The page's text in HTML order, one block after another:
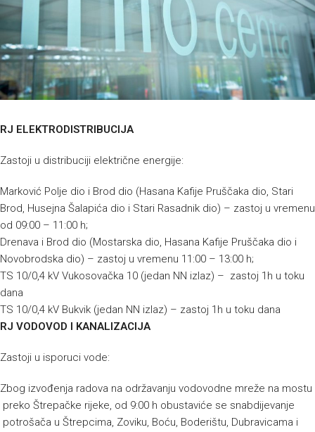
RJ ELEKTRODISTRIBUCIJA
Zastoji u distribuciji električne energije:
Marković Polje dio i Brod dio (Hasana Kafije Pruščaka dio, Stari
Brod, Husejna Šalapića dio i Stari Rasadnik dio) – zastoj u vremenu
od 09:00 – 11:00 h;
Drenava i Brod dio (Mostarska dio, Hasana Kafije Pruščaka dio i
Novobrodska dio) – zastoj u vremenu 11:00 – 13:00 h;
TS 10/0,4 kV Vukosovačka 10 (jedan NN izlaz) – zastoj 1h u toku
dana
TS 10/0,4 kV Bukvik (jedan NN izlaz) – zastoj 1h u toku dana
RJ VODOVOD I KANALIZACIJA
Zastoji u isporuci vode:
Zbog izvođenja radova na održavanju vodovodne mreže na mostu
preko Štrepačke rijeke, od 9:00 h obustaviće se snabdijevanje
potrošača u Štrepcima, Zoviku, Boću, Boderištu, Dubravicama i